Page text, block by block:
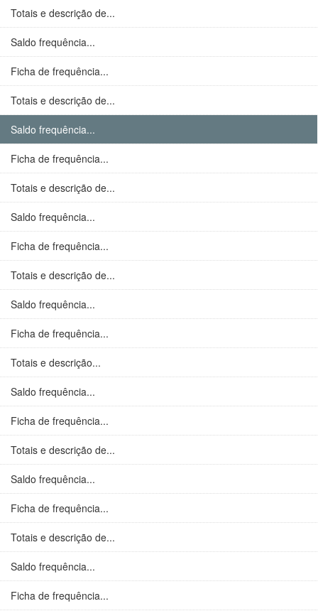
Totais e descrição de...
Saldo frequência...
Ficha de frequência...
Totais e descrição de...
Saldo frequência...
Ficha de frequência...
Totais e descrição de...
Saldo frequência...
Ficha de frequência...
Totais e descrição de...
Saldo frequência...
Ficha de frequência...
Totais e descrição...
Saldo frequência...
Ficha de frequência...
Totais e descrição de...
Saldo frequência...
Ficha de frequência...
Totais e descrição de...
Saldo frequência...
Ficha de frequência...